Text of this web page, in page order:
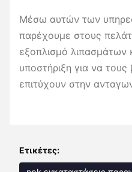
Μέσω αυτών των
παρέχουμε στους
εξοπλισμό λιπασμάτων
υποστήριξη για να
επιτύχουν στην
Ετικέτες: